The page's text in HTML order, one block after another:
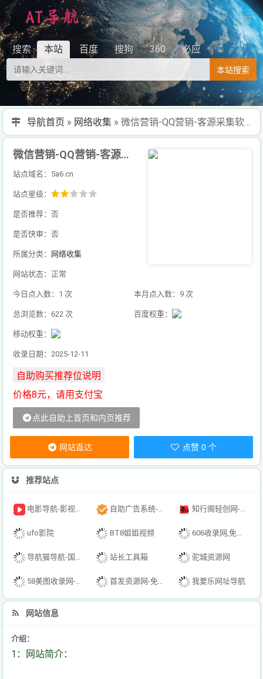
搜索 本站 百度 搜狗 360 必应
本站搜索
导航首页 » 网络收集» 微信营销-QQ营销-客源采集软件-安卓软件/苹果软件-抖音采集-电脑营销软件-搬山网络/5G营销软件
微信营销-QQ营销-客源采集软件-安卓软件/苹果软件-抖音采集-电脑营销软件-搬山网络/5G营销软件
站点域名：5a6.cn
站点星级：
是否推荐：否
是否快审：否
所属分类： 网络收集
网站状态：正常
今日点入数：1 次 本月点入数：9 次
总浏览数：622 次 百度权重：
移动权重：
收录日期：2025-12-11
价格8元，请用支付宝
点此自助上首页和内页推荐
网站直达 点赞 0 个
推荐站点
电影导航-影视导航-电影搜索-影视搜索-电影站收录 自助广告系统-自助广告源码-自助投放广告插件 知行阁轻创网-分享网络赚钱项目-全网首发副业项目实操平台-副业创业项目网
ufo影院 BT8姐姐视频 606收录网,免费自动秒收录网址,提供自动收录,网站导航大全源码,自动链,友情链接交换。
导航猫导航-国内专业的技术资源网分类平台 站长工具箱 驼城资源网
58美图收录网-自动收录网站-流量交换-自动链 首发资源网-免费资源下载-最新php源码下载-热门资源下载 我要乐网址导航
网站信息
介绍：
1：网站简介：